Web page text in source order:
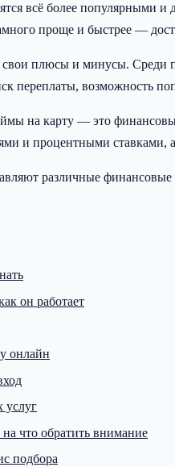
всё более популярными
проще и быстрее —
плюсы и минусы. Среди
переплаты, возможность
на карту — это
и процентными ставками,
различные финансовые
он работает
онлайн
услуг
что обратить внимание
подбора